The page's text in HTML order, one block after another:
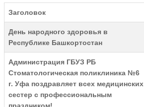
Заголовок
День народного здоровья в
Республике Башкортостан
Администрация ГБУЗ РБ
Стоматологическая поликлиника №6
г. Уфа поздравляет всех медицинских
сестер с профессиональным